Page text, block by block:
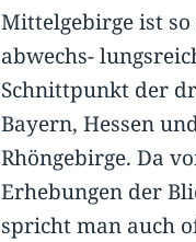
Mittelgebirge ist
abwechs-
Schnittpunkt der
Bayern, Hessen
Rhöngebirge. Da
Erhebungen der
spricht man auch